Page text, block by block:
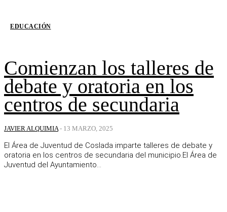
EDUCACIÓN
Comienzan los talleres de
debate y oratoria en los
centros de secundaria
JAVIER ALQUIMIA - 13 MARZO, 2025
El Área de Juventud de Coslada imparte talleres de debate y
oratoria en los centros de secundaria del municipio.El Área de
Juventud del Ayuntamiento...